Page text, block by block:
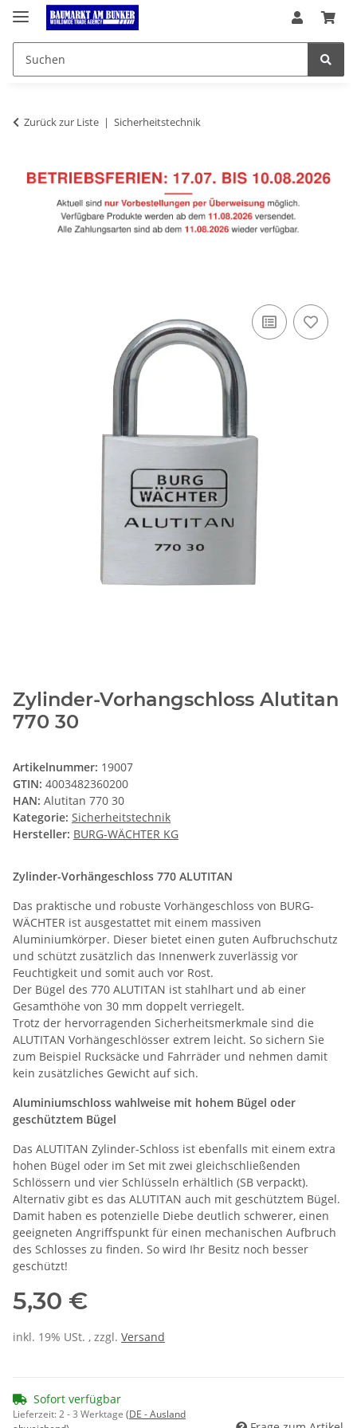
Zurück zur Liste Sicherheitstechnik
Zylinder-Vorhangschloss Alutitan
770 30
Artikelnummer: 19007
GTIN: 4003482360200
HAN: Alutitan 770 30
Kategorie: Sicherheitstechnik
Hersteller: BURG-WÄCHTER KG
Zylinder-Vorhängeschloss 770 ALUTITAN
Das praktische und robuste Vorhängeschloss von BURG-
WÄCHTER ist ausgestattet mit einem massiven
Aluminiumkörper. Dieser bietet einen guten Aufbruchschutz
und schützt zusätzlich das Innenwerk zuverlässig vor
Feuchtigkeit und somit auch vor Rost.
Der Bügel des 770 ALUTITAN ist stahlhart und ab einer
Gesamthöhe von 30 mm doppelt verriegelt.
Trotz der hervorragenden Sicherheitsmerkmale sind die
ALUTITAN Vorhängeschlösser extrem leicht. So sichern Sie
zum Beispiel Rucksäcke und Fahrräder und nehmen damit
kein zusätzliches Gewicht auf sich.
Aluminiumschloss wahlweise mit hohem Bügel oder
geschütztem Bügel
Das ALUTITAN Zylinder-Schloss ist ebenfalls mit einem extra
hohen Bügel oder im Set mit zwei gleichschließenden
Schlössern und vier Schlüsseln erhältlich (SB verpackt).
Alternativ gibt es das ALUTITAN auch mit geschütztem Bügel.
Damit haben es potenzielle Diebe deutlich schwerer, einen
geeigneten Angriffspunkt für einen mechanischen Aufbruch
des Schlosses zu finden. So wird Ihr Besitz noch besser
geschützt!
5,30 €
inkl. 19% USt. , zzgl. Versand
Sofort verfügbar
Lieferzeit:2 - 3 Werktage (DE - Ausland